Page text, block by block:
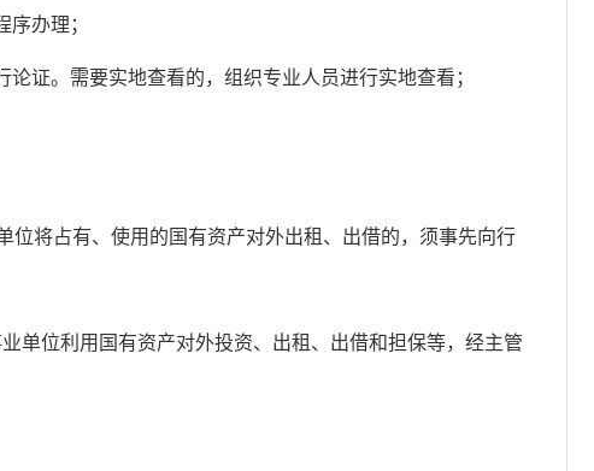
办理；
证。需要实地查看的，组织专业人员进行实地查看；
位将占有、使用的国有资产对外出租、出借的，须事先向行
单位利用国有资产对外投资、出租、出借和担保等，经主管